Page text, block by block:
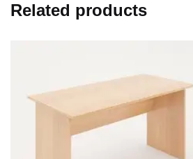
Related products